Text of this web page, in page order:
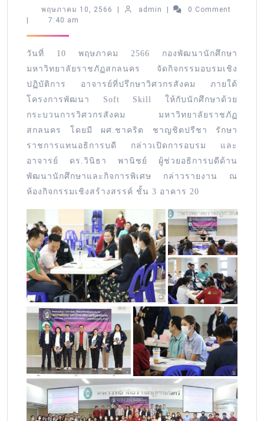
พฤษภาคม 10, 2566 admin
0 Comment
7:40 am
วันที่ 10 พฤษภาคม 2566 กองพัฒนานักศึกษา
มหาวิทยาลัยราชภัฏสกลนคร จัดกิจกรรมอบรมเชิง
ปฏิบัติการ อาจารย์ที่ปรึกษาวิศวกรสังคม ภายใต้
โครงการพัฒนา Soft Skill ให้กับนักศึกษาด้วย
กระบวนการวิศวกรสังคม มหาวิทยาลัยราชภัฏ
สกลนคร โดยมี ผศ.ชาคริต ชาญชิตปรีชา รักษา
ราชการแทนอธิการบดี กล่าวเปิดการอบรม และ
อาจารย์ ดร.วินิธา พานิชย์ ผู้ช่วยอธิการบดีด้าน
พัฒนานักศึกษาและกิจการพิเศษ กล่าวรายงาน ณ
ห้องกิจกรรมเชิงสร้างสรรค์ ชั้น 3 อาคาร 20